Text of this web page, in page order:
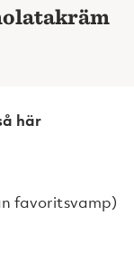
här
favoritsvamp)